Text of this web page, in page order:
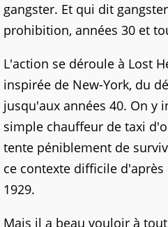
gangster. Et qui dit
prohibition, années 30 et
L'action se déroule à Lost
inspirée de New-York, du
jusqu'aux années 40. On y
simple chauffeur de taxi
tente péniblement de
ce contexte difficile
1929.
Mais il a beau vouloir à